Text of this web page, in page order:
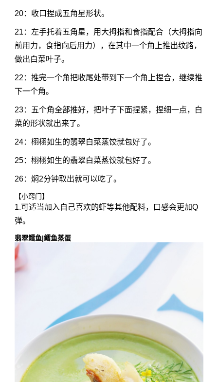
20：收口捏成五角星形状。
21：左手托着五角星，用大拇指和食指配合（大拇指向
前用力，食指向后用力），在其中一个角上推出纹路，
做出白菜叶子。
22：推完一个角把收尾处带到下一个角上捏合，继续推
下一个角。
23：五个角全部推好，把叶子下面捏紧，捏细一点，白
菜的形状就出来了。
24：栩栩如生的翡翠白菜蒸饺就包好了。
25：栩栩如生的翡翠白菜蒸饺就包好了。
26：焖2分钟取出就可以吃了。
【小窍门】
1.可适当加入自己喜欢的虾等其他配料，口感会更加Q
弹。
翡翠鳕鱼|鳕鱼蒸蛋